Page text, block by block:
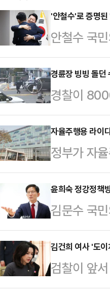
'안철수'로 증명
안철수 국
령 파면 찬
지지층의
국민의힘
따르면 '찬
명으로 압
2차 경선
강에 진…
경륜장 빙빙 돌
경찰이
추격전 끝
23일 서울
했다.경찰
상하게 여
A씨는 불
과 A씨는
혐의로 경
자율주행용 라이
정부가 자
뒷받침한다
준(KS)으
가능해 자
련 시장은
4000만 달
표준은 측
을 규정하
윤희숙 정강정책
김문수 국
연설로 증
건 간단한
일 오전 여
계엄 대국
김건희 여사 '도
검찰이 앞
터스 주가